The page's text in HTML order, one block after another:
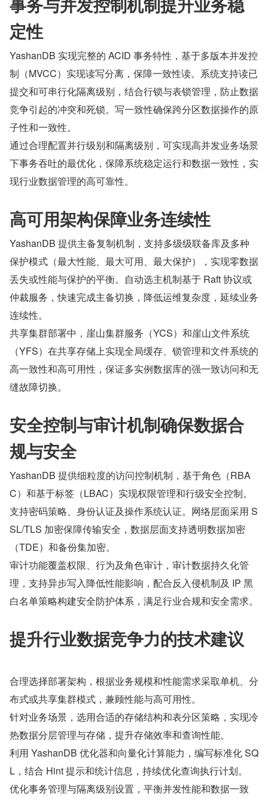
定性
YashanDB 实现完整的 ACID 事务特性，基于多版本并发控
制（MVCC）实现读写分离，保障一致性读。系统支持读已
提交和可串行化隔离级别，结合行锁与表锁管理，防止数据
竞争引起的冲突和死锁。写一致性确保跨分区数据操作的原
子性和一致性。
通过合理配置并行级别和隔离级别，可实现高并发业务场景
下事务吞吐的最优化，保障系统稳定运行和数据一致性，实
现行业数据管理的高可靠性。
高可用架构保障业务连续性
YashanDB 提供主备复制机制，支持多级级联备库及多种
保护模式（最大性能、最大可用、最大保护），实现零数据
丢失或性能与保护的平衡。自动选主机制基于 Raft 协议或
仲裁服务，快速完成主备切换，降低运维复杂度，延续业务
连续性。
共享集群部署中，崖山集群服务（YCS）和崖山文件系统
（YFS）在共享存储上实现全局缓存、锁管理和文件系统的
高一致性和高可用性，保证多实例数据库的强一致访问和无
缝故障切换。
安全控制与审计机制确保数据合
规与安全
YashanDB 提供细粒度的访问控制机制，基于角色（RBA
C）和基于标签（LBAC）实现权限管理和行级安全控制。
支持密码策略、身份认证及操作系统认证。网络层面采用 S
SL/TLS 加密保障传输安全，数据层面支持透明数据加密
（TDE）和备份集加密。
审计功能覆盖权限、行为及角色审计，审计数据持久化管
理，支持异步写入降低性能影响，配合反入侵机制及 IP 黑
白名单策略构建安全防护体系，满足行业合规和安全需求。
提升行业数据竞争力的技术建议
合理选择部署架构，根据业务规模和性能需求采取单机、分
布式或共享集群模式，兼顾性能与高可用性。
针对业务场景，选用合适的存储结构和表分区策略，实现冷
热数据分层管理与存储，提升存储效率和查询性能。
利用 YashanDB 优化器和向量化计算能力，编写标准化 SQ
L，结合 Hint 提示和统计信息，持续优化查询执行计划。
优化事务管理与隔离级别设置，平衡并发性能和数据一致